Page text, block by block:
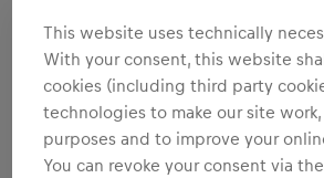
This website uses technically
With your consent, this website
cookies (including third party
technologies to make our site
purposes and to improve your
You can revoke your consent via